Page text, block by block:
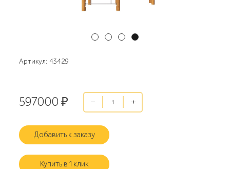
Артикул: 43429
597000 ₽
Добавить к заказу
Купить в 1 клик